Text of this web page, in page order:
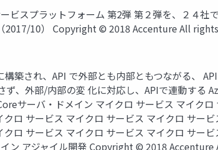
スプラットフォーム 第2弾 第２弾を、２４社
2017/10） Copyright © 2018 Accenture All
築され、API で外部とも内部ともつながる、
、外部/内部の変 化に対応し、APIで連動する
サーバ・ドメイン マイクロ サービス マイク
ロ サービス マイクロ サービス マイクロ サー
ロ サービス マイクロ サービス マイクロ サー
ン アジャイル開発 Copyright © 2018